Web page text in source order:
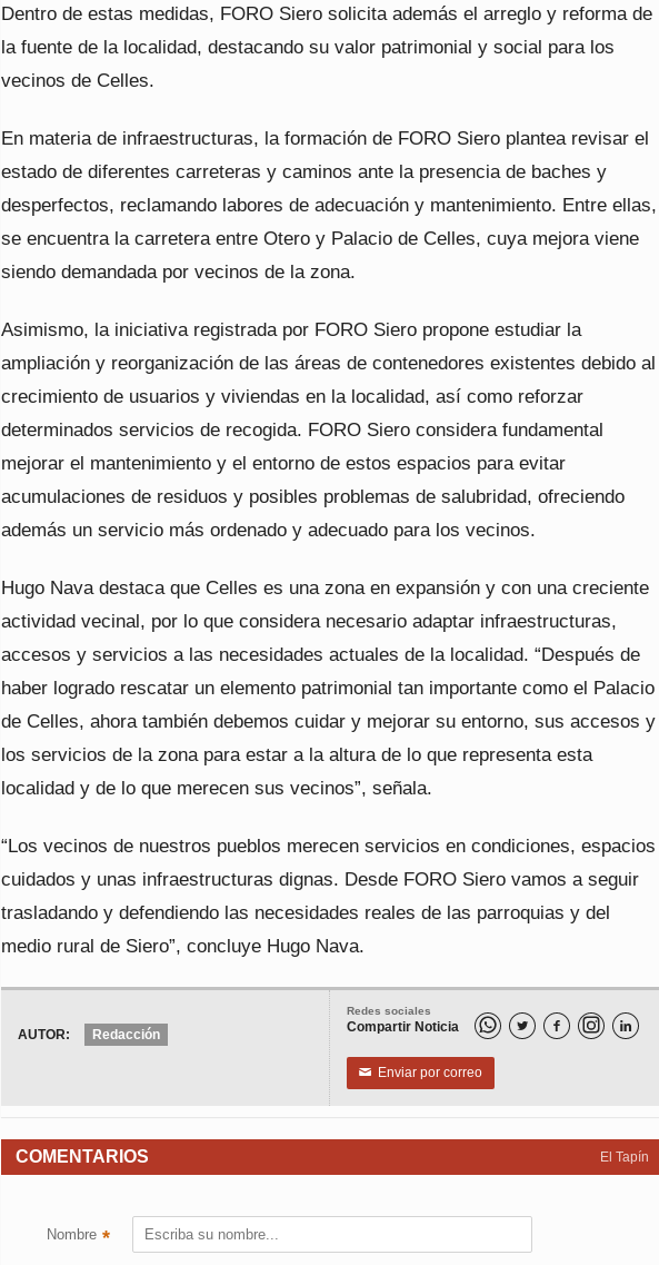
Dentro de estas medidas, FORO Siero solicita además el arreglo y reforma de
la fuente de la localidad, destacando su valor patrimonial y social para los
vecinos de Celles.
En materia de infraestructuras, la formación de FORO Siero plantea revisar el
estado de diferentes carreteras y caminos ante la presencia de baches y
desperfectos, reclamando labores de adecuación y mantenimiento. Entre ellas,
se encuentra la carretera entre Otero y Palacio de Celles, cuya mejora viene
siendo demandada por vecinos de la zona.
Asimismo, la iniciativa registrada por FORO Siero propone estudiar la
ampliación y reorganización de las áreas de contenedores existentes debido al
crecimiento de usuarios y viviendas en la localidad, así como reforzar
determinados servicios de recogida. FORO Siero considera fundamental
mejorar el mantenimiento y el entorno de estos espacios para evitar
acumulaciones de residuos y posibles problemas de salubridad, ofreciendo
además un servicio más ordenado y adecuado para los vecinos.
Hugo Nava destaca que Celles es una zona en expansión y con una creciente
actividad vecinal, por lo que considera necesario adaptar infraestructuras,
accesos y servicios a las necesidades actuales de la localidad. “Después de
haber logrado rescatar un elemento patrimonial tan importante como el Palacio
de Celles, ahora también debemos cuidar y mejorar su entorno, sus accesos y
los servicios de la zona para estar a la altura de lo que representa esta
localidad y de lo que merecen sus vecinos”, señala.
“Los vecinos de nuestros pueblos merecen servicios en condiciones, espacios
cuidados y unas infraestructuras dignas. Desde FORO Siero vamos a seguir
trasladando y defendiendo las necesidades reales de las parroquias y del
medio rural de Siero”, concluye Hugo Nava.
Redes sociales
Compartir Noticia   
✉ Enviar por correo
AUTOR: Redacción
El Tapín
COMENTARIOS
Nombre *